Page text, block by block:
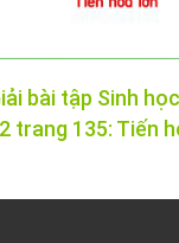
bài tập Sinh
trang 135: Tiến